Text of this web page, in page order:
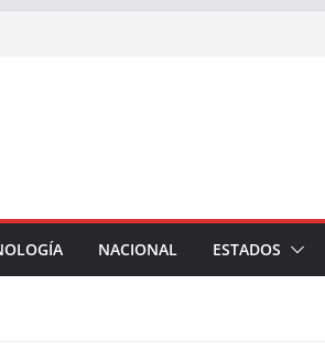
NACIONAL ESTADOS